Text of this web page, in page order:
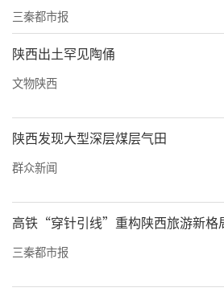
三秦都市报
陕西出土罕见陶俑
文物陕西
陕西发现大型深层煤层气田
群众新闻
高铁“穿针引线”重构陕西旅游新格
三秦都市报